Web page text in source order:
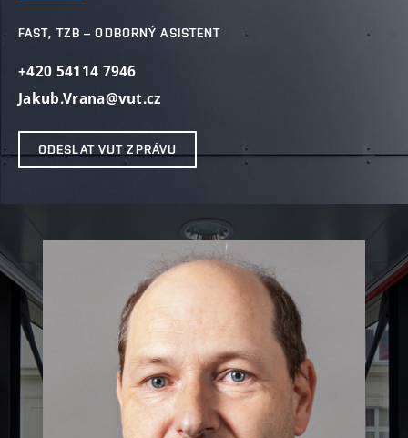
FAST, TZB – ODBORNÝ ASISTENT
+420 54114 7946
Jakub.Vrana@vut.cz
ODESLAT VUT ZPRÁVU